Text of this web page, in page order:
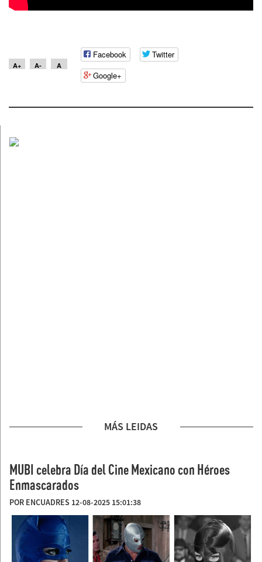
A+ A- A
Facebook
Twitter
Google+
MÁS LEIDAS
MUBI celebra Día del Cine Mexicano con Héroes
Enmascarados
POR ENCUADRES 12-08-2025 15:01:38